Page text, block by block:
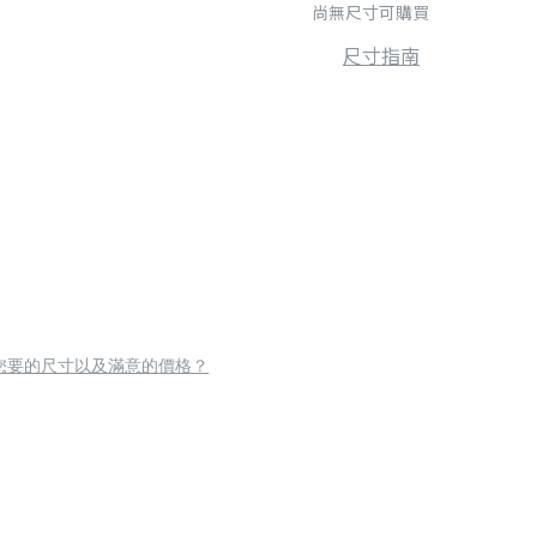
尚無尺寸可購買
尺寸指南
要的尺寸以及滿意的價格？